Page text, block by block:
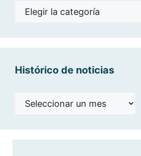
Noticias
Histórico de noticias
Histórico